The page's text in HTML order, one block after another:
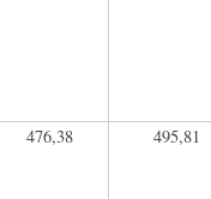
476,38 495,81